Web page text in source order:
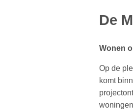
De
Wonen
Op de
komt